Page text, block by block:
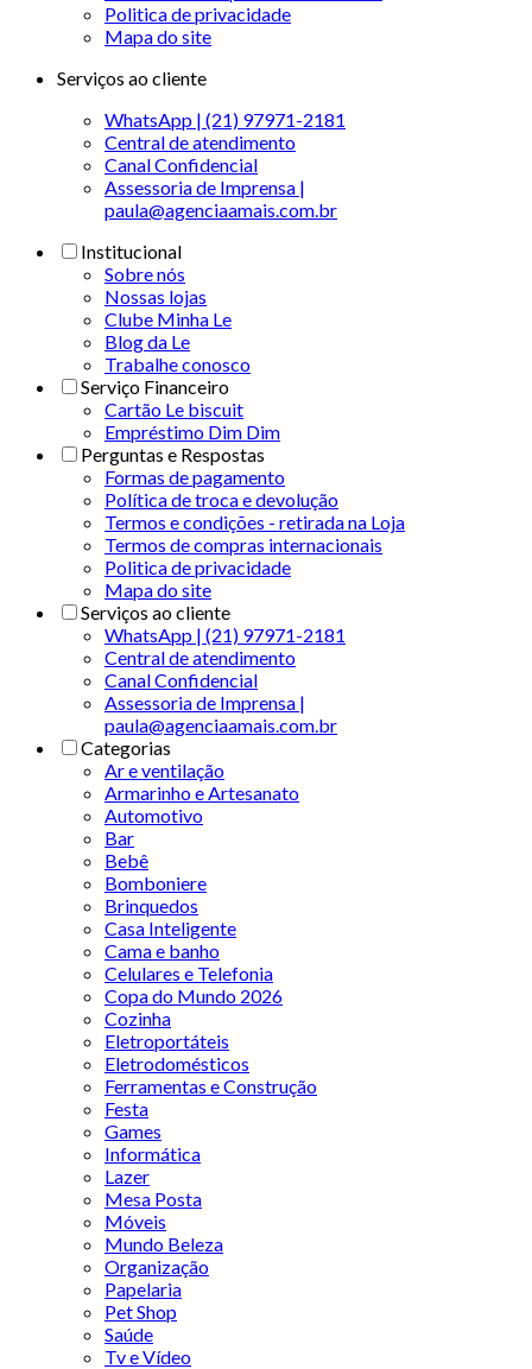
Politica de privacidade
Mapa do site
Serviços ao cliente
WhatsApp | (21) 97971-2181
Central de atendimento
Canal Confidencial
Assessoria de Imprensa |
paula@agenciaamais.com.br
Institucional
Sobre nós
Nossas lojas
Clube Minha Le
Blog da Le
Trabalhe conosco
Serviço Financeiro
Cartão Le biscuit
Empréstimo Dim Dim
Perguntas e Respostas
Formas de pagamento
Política de troca e devolução
Termos e condições - retirada na Loja
Termos de compras internacionais
Politica de privacidade
Mapa do site
Serviços ao cliente
WhatsApp | (21) 97971-2181
Central de atendimento
Canal Confidencial
Assessoria de Imprensa |
paula@agenciaamais.com.br
Categorias
Ar e ventilação
Armarinho e Artesanato
Automotivo
Bar
Bebê
Bomboniere
Brinquedos
Casa Inteligente
Cama e banho
Celulares e Telefonia
Copa do Mundo 2026
Cozinha
Eletroportáteis
Eletrodomésticos
Ferramentas e Construção
Festa
Games
Informática
Lazer
Mesa Posta
Móveis
Mundo Beleza
Organização
Papelaria
Pet Shop
Saúde
Tv e Vídeo